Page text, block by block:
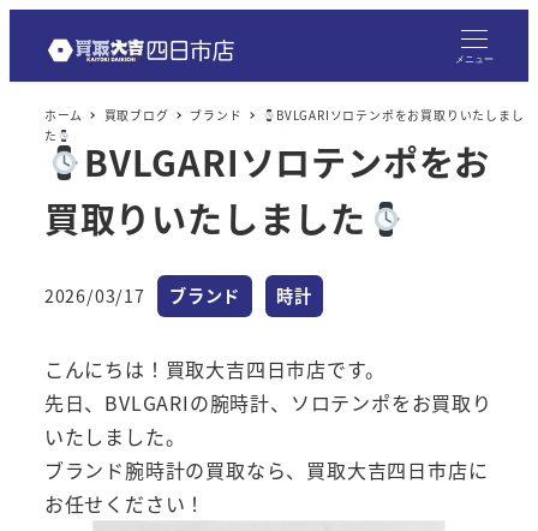
メニュー
ホーム 買取ブログ ブランド
BVLGARIソロテンポをお買取りいたしまし
た
BVLGARIソロテンポをお
買取りいたしました
投稿日
2026/03/17 カテゴリー
ブランド カテゴリー
時計
こんにちは！買取大吉四日市店です。
先日、BVLGARIの腕時計、ソロテンポをお買取り
いたしました。
ブランド腕時計の買取なら、買取大吉四日市店に
お任せください！